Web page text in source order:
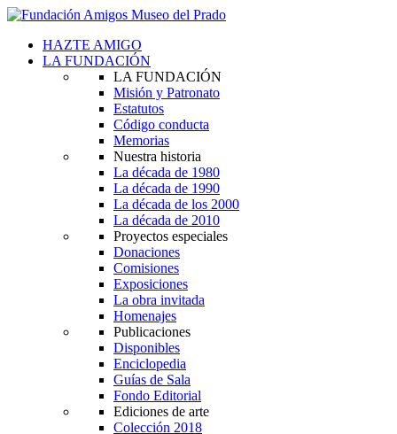
HAZTE AMIGO
LA FUNDACIÓN
LA FUNDACIÓN
Misión y Patronato
Estatutos
Código conducta
Memorias
Nuestra historia
La década de 1980
La década de 1990
La década de los 2000
La década de 2010
Proyectos especiales
Donaciones
Comisiones
Exposiciones
La obra invitada
Homenajes
Publicaciones
Disponibles
Enciclopedia
Guías de Sala
Fondo Editorial
Ediciones de arte
Colección 2018